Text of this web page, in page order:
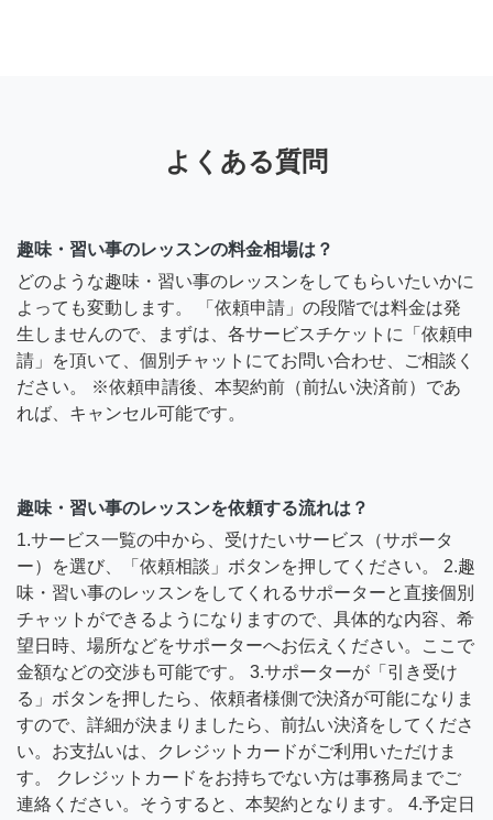
よくある質問
趣味・習い事のレッスンの料金相場は？
どのような趣味・習い事のレッスンをしてもらいたいかに
よっても変動します。 「依頼申請」の段階では料金は発
生しませんので、まずは、各サービスチケットに「依頼申
請」を頂いて、個別チャットにてお問い合わせ、ご相談く
ださい。 ※依頼申請後、本契約前（前払い決済前）であ
れば、キャンセル可能です。
趣味・習い事のレッスンを依頼する流れは？
1.サービス一覧の中から、受けたいサービス（サポータ
ー）を選び、「依頼相談」ボタンを押してください。 2.趣
味・習い事のレッスンをしてくれるサポーターと直接個別
チャットができるようになりますので、具体的な内容、希
望日時、場所などをサポーターへお伝えください。ここで
金額などの交渉も可能です。 3.サポーターが「引き受け
る」ボタンを押したら、依頼者様側で決済が可能になりま
すので、詳細が決まりましたら、前払い決済をしてくださ
い。お支払いは、クレジットカードがご利用いただけま
す。 クレジットカードをお持ちでない方は事務局までご
連絡ください。そうすると、本契約となります。 4.予定日